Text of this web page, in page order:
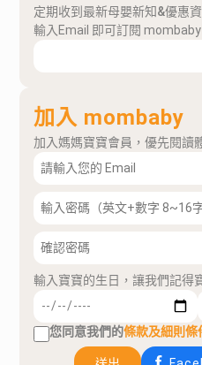
定期收到最新母嬰新知&優惠資
輸入Email 即可訂閱
加入 mombaby
加入媽媽寶寶會員，優先閱讀
輸入寶寶的生日，讓我們記得
您同意我們的條款及細則條